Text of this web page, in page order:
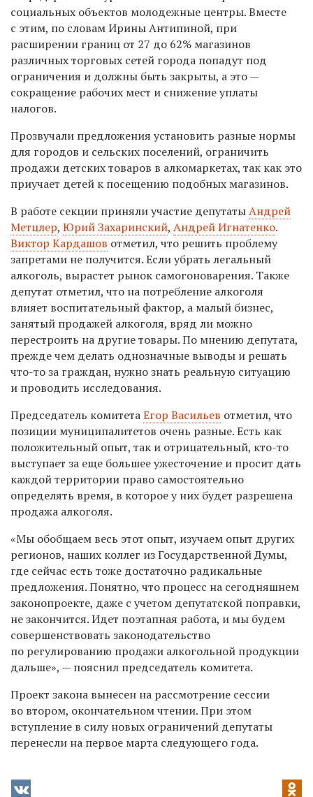
социальных объектов молодежные центры. Вместе
с этим, по словам Ирины Антипиной, при
расширении границ от 27 до 62% магазинов
различных торговых сетей города попадут под
ограничения и должны быть закрыты, а это —
сокращение рабочих мест и снижение уплаты
налогов.
Прозвучали предложения установить разные нормы
для городов и сельских поселений, ограничить
продажи детских товаров в алкомаркетах, так как это
приучает детей к посещению подобных магазинов.
В работе секции приняли участие депутатыАндрей
Метцлер, Юрий Захаринский, Андрей Игнатенко.
Виктор Кардашов отметил, что решить проблему
запретами не получится. Если убрать легальный
алкоголь, вырастет рынок самогоноварения. Также
депутат отметил, что на потребление алкоголя
влияет воспитательный фактор, а малый бизнес,
занятый продажей алкоголя, вряд ли можно
перестроить на другие товары. По мнению депутата,
прежде чем делать однозначные выводы и решать
что-то за граждан, нужно знать реальную ситуацию
и проводить исследования.
Председатель комитетаЕгор Васильев отметил, что
позиции муниципалитетов очень разные. Есть как
положительный опыт, так и отрицательный, кто-то
выступает за еще большее ужесточение и просит дать
каждой территории право самостоятельно
определять время, в которое у них будет разрешена
продажа алкоголя.
«Мы обобщаем весь этот опыт, изучаем опыт других
регионов, наших коллег из Государственной Думы,
где сейчас есть тоже достаточно радикальные
предложения. Понятно, что процесс на сегодняшнем
законопроекте, даже с учетом депутатской поправки,
не закончится. Идет поэтапная работа, и мы будем
совершенствовать законодательство
по регулированию продажи алкогольной продукции
дальше», — пояснил председатель комитета.
Проект закона вынесен на рассмотрение сессии
во втором, окончательном чтении. При этом
вступление в силу новых ограничений депутаты
перенесли на первое марта следующего года.